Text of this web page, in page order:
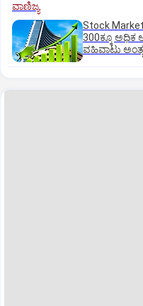
ವಾಣಿಜ್ಯ
Stock
300ಕ್ಕೂ ಅಧಿಕ
ವಹಿವಾಟು ಅಂತ್ಯ